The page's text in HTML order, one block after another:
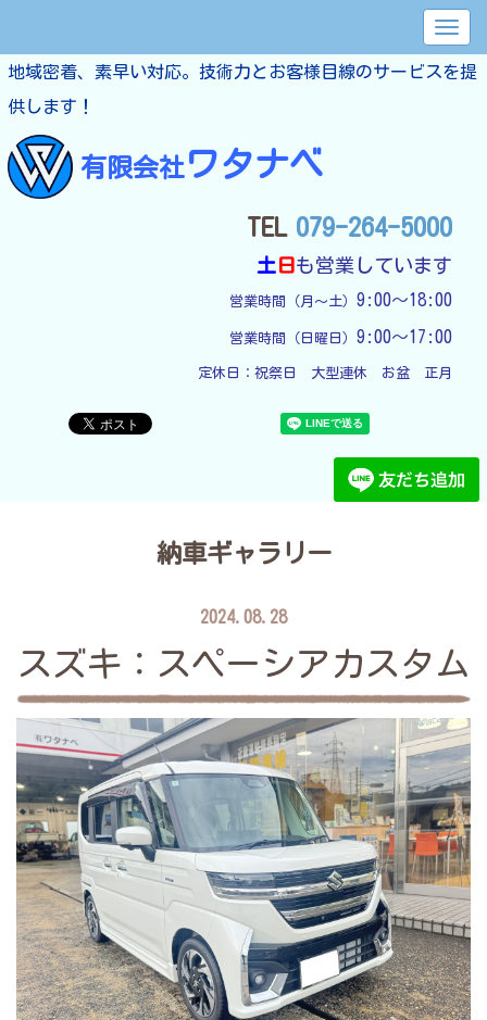
地域密着、素早い対応。技術力とお客様目線のサービスを提
供します！
有限会社ワタナベ
TEL 079-264-5000
土日も営業しています
営業時間（月～土） 9:00～18:00
営業時間（日曜日） 9:00～17:00
定休日： 祝祭日　大型連休　お盆　正月
納車ギャラリー
2024.08.28
スズキ：スペーシアカスタム